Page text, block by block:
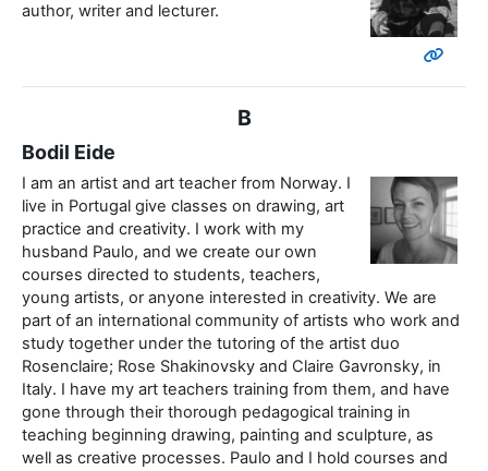
author, writer and lecturer.
B
Bodil Eide
I am an artist and art teacher from Norway. I
live in Portugal give classes on drawing, art
practice and creativity. I work with my
husband Paulo, and we create our own
courses directed to students, teachers,
young artists, or anyone interested in creativity. We are
part of an international community of artists who work and
study together under the tutoring of the artist duo
Rosenclaire; Rose Shakinovsky and Claire Gavronsky, in
Italy. I have my art teachers training from them, and have
gone through their thorough pedagogical training in
teaching beginning drawing, painting and sculpture, as
well as creative processes. Paulo and I hold courses and